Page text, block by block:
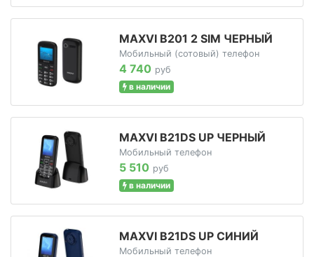
MAXVI B201 2 SIM ЧЕРНЫЙ
Мобильный (сотовый) телефон
4 740 руб
в наличии
MAXVI B21DS UP ЧЕРНЫЙ
Мобильный телефон
5 510 руб
в наличии
MAXVI B21DS UP СИНИЙ
Мобильный телефон